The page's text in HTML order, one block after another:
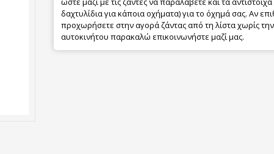
δαχτυλίδια για κάποια οχήματα) για το όχημά σας. Αν
προχωρήσετε στην αγορά ζάντας από τη λίστα χωρίς
αυτοκινήτου παρακαλώ επικοινωνήστε μαζί μας.